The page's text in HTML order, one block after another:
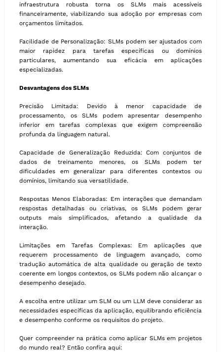
infraestrutura robusta torna os SLMs mais acessíveis
financeiramente, viabilizando sua adoção por empresas com
orçamentos limitados.
Facilidade de Personalização: SLMs podem ser ajustados com
maior rapidez para tarefas específicas ou domínios
particulares, aumentando sua eficácia em aplicações
especializadas.
Desvantagens dos SLMs
Precisão Limitada: Devido à menor capacidade de
processamento, os SLMs podem apresentar desempenho
inferior em tarefas complexas que exigem compreensão
profunda da linguagem natural.
Capacidade de Generalização Reduzida: Com conjuntos de
dados de treinamento menores, os SLMs podem ter
dificuldades em generalizar para diferentes contextos ou
domínios, limitando sua versatilidade.
Respostas Menos Elaboradas: Em interações que demandam
respostas detalhadas ou criativas, os SLMs podem gerar
outputs mais simplificados, afetando a qualidade da
interação.
Limitações em Tarefas Complexas: Em aplicações que
requerem processamento de linguagem avançado, como
tradução automática de alta qualidade ou geração de texto
coerente em longos contextos, os SLMs podem não alcançar o
desempenho desejado.
A escolha entre utilizar um SLM ou um LLM deve considerar as
necessidades específicas da aplicação, equilibrando eficiência
e desempenho conforme os requisitos do projeto.
Quer compreender na prática como aplicar SLMs em projetos
do mundo real? Então confira aqui: